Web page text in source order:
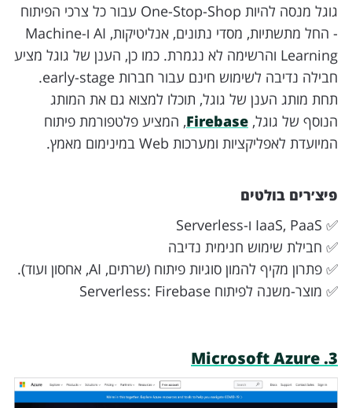
גוגל מנסה להיות One-Stop-Shop עבור כל צרכי הפיתוח
- החל מתשתיות, מסדי נתונים, אנליטיקות, AI ו-Machine
Learning והרשימה לא נגמרת. כמו כן, הענן של גוגל מציע
חבילה נדיבה לשימוש חינם עבור חברות early-stage.
תחת מותג הענן של גוגל, תוכלו למצוא גם את המותג
הנוסף של גוגל, Firebase, המציע פלטפורמת פיתוח
המיועדת לאפליקציות ומערכות Web במינימום מאמץ.
פיצ׳רים בולטים
✅ IaaS, PaaS ו-Serverless
✅ חבילת שימוש חנימית נדיבה
✅ פתרון מקיף להמון סוגיות פיתוח (שרתים, AI, אחסון ועוד).
✅ מוצר-משנה לפיתוח Serverless: Firebase
3. Microsoft Azure